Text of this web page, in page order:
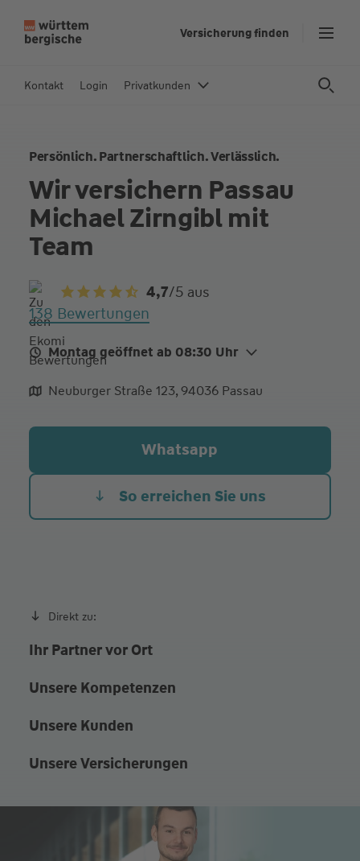
In
Versicherung finden
Kontakt Login Privatkunden
Persönlich. Partnerschaftlich. Verlässlich.
Wir versichern Passau
Michael Zirngibl mit
Team
4,7/5 aus
138 Bewertungen
Montag geöffnet ab 08:30 Uhr
Mo.
08:30 - 12:30
08:30 - 12:30
Termine nach Vereinbarung
Neuburger Straße 123, 94036 Passau
Whatsapp
So erreichen Sie uns
Direkt zu:
Ihr Partner vor Ort
Unsere Kompetenzen
Unsere Kunden
Unsere Versicherungen